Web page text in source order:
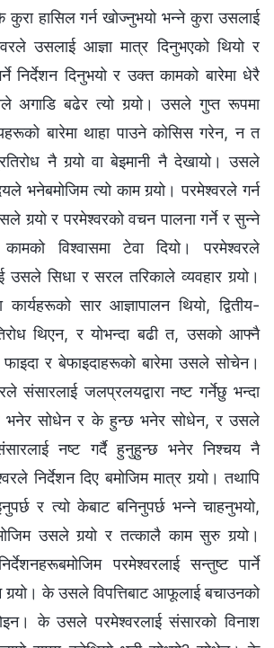
हासिल गर्न खोज्‍नुभयो भन्‍ने कुरा उसलाई
उसलाई आज्ञा मात्र दिनुभएको थियो र
निर्देशन दिनुभयो र उक्त कामको बारेमा धेरै
अगाडि बढेर त्यो गर्‍यो। उसले गुप्त रूपमा
बारेमा थाहा पाउने कोसिस गरेन, न त
नै गर्‍यो वा बेइमानी नै देखायो। उसले
भनेबमोजिम त्यो काम गर्‍यो। परमेश्‍वरले गर्न
गर्‍यो र परमेश्‍वरको वचन पालना गर्ने र सुन्‍ने
विश्‍वासमा टेवा दियो। परमेश्‍वरले
उसले सिधा र सरल तरिकाले व्यवहार गर्‍यो।
सार आज्ञापालन थियो, द्वितीय-
थिएन, र योभन्दा बढी त, उसको आफ्नै
र बेफाइदाहरूको बारेमा उसले सोचेन।
संसारलाई जलप्रलयद्वारा नष्ट गर्नेछु भन्दा
भनेर सोधेन र के हुन्छ भनेर सोधेन, र उसले
नष्ट गर्दै हुनुहुन्छ भनेर निश्‍चय नै
निर्देशन दिए बमोजिम मात्र गर्‍यो। तथापि
र त्यो केबाट बनिनुपर्छ भन्‍ने चाहनुभयो,
उसले गर्‍यो र तत्कालै काम सुरु गर्‍यो।
परमेश्‍वरलाई सन्तुष्ट पार्ने
गर्‍यो। के उसले विपत्तिबाट आफूलाई बचाउनको
के उसले परमेश्‍वरलाई संसारको विनाश